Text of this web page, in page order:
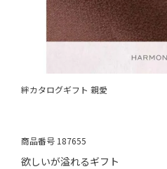
絆カタログギフト 親愛
商品番号 187655
欲しいが溢れるギフト